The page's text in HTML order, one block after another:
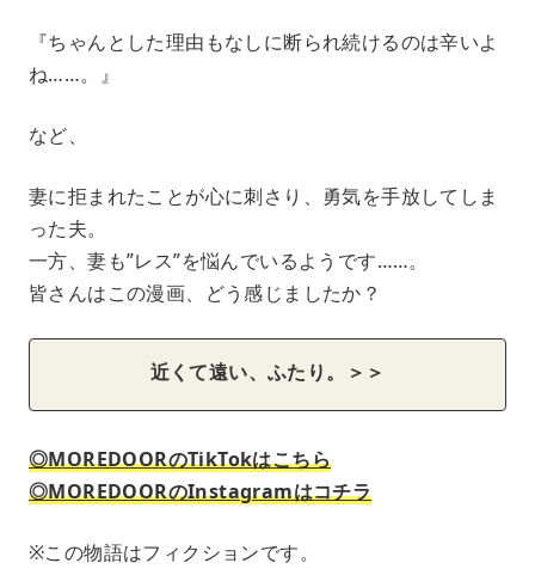
『ちゃんとした理由もなしに断られ続けるのは辛いよ
ね……。』
など、
妻に拒まれたことが心に刺さり、勇気を手放してしま
った夫。
一方、妻も”レス”を悩んでいるようです……。
皆さんはこの漫画、どう感じましたか？
近くて遠い、ふたり。＞＞
◎MOREDOORのTikTokはこちら
◎MOREDOORのInstagramはコチラ
※この物語はフィクションです。